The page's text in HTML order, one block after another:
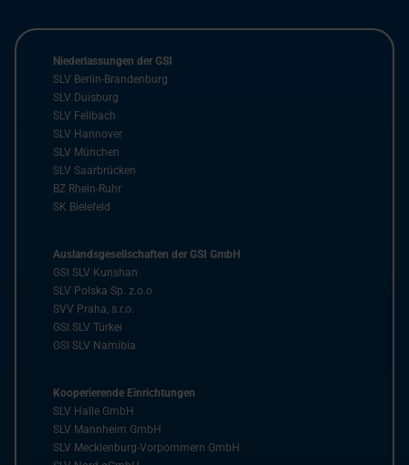
Niederlassungen der GSI
SLV Berlin-Brandenburg
SLV Duisburg
SLV Fellbach
SLV Hannover
SLV München
SLV Saarbrücken
BZ Rhein-Ruhr
SK Bielefeld
Auslandsgesellschaften der GSI GmbH
GSI SLV Kunshan
SLV Polska Sp. z.o.o
SVV Praha, s.r.o.
GSI SLV Türkei
GSI SLV Namibia
Kooperierende Einrichtungen
SLV Halle GmbH
SLV Mannheim GmbH
SLV Mecklenburg-Vorpommern GmbH